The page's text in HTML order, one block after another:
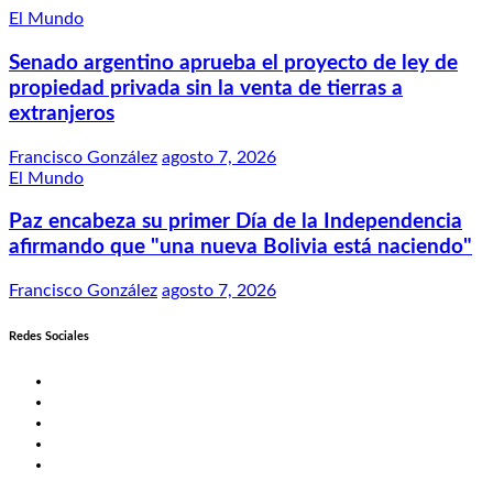
El Mundo
Senado argentino aprueba el proyecto de ley de
propiedad privada sin la venta de tierras a
extranjeros
Francisco González agosto 7, 2026
El Mundo
Paz encabeza su primer Día de la Independencia
afirmando que "una nueva Bolivia está naciendo"
Francisco González agosto 7, 2026
Redes Sociales